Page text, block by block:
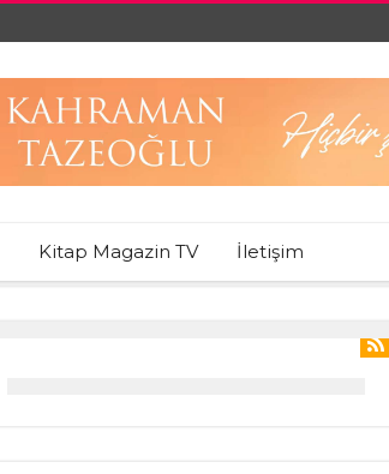
Kitap Magazin TV İletişim